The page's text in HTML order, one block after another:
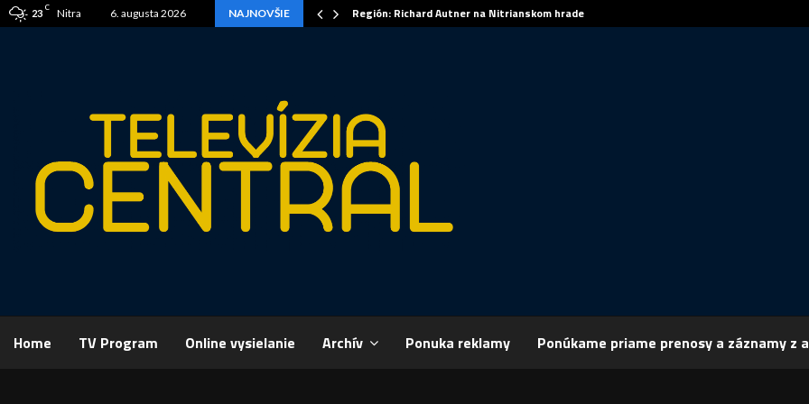
23 C Nitra 6. augusta 2026 NAJNOVŠIE
ožili Región: Richard Autner na Nitrianskom hrade
Home TV Program Online vysielanie Archív Ponuka reklamy Ponúkame priame prenosy a záznamy z
Domov Archív Šport ŠPORT, BASKETBAL: Nitra podľahla Young Angels o desať
ŠPORT, BASKETBAL: Nitra podľahla Young Angels